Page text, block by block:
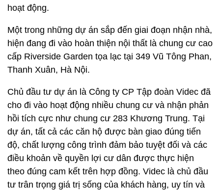
hoạt động.
Một trong những dự án sắp đến giai đoạn nhận nhà,
hiện đang đi vào hoàn thiện nội thất là chung cư cao
cấp Riverside Garden tọa lạc tại 349 Vũ Tông Phan,
Thanh Xuân, Hà Nội.
Chủ đầu tư dự án là Công ty CP Tập đoàn Videc đã
cho đi vào hoạt động nhiều chung cư và nhận phản
hồi tích cực như chung cư 283 Khương Trung. Tại
dự án, tất cả các căn hộ được bàn giao đúng tiến
độ, chất lượng công trình đảm bảo tuyệt đối và các
điều khoản về quyền lợi cư dân được thực hiện
theo đúng cam kết trên hợp đồng. Videc là chủ đầu
tư trân trọng giá trị sống của khách hàng, uy tín và